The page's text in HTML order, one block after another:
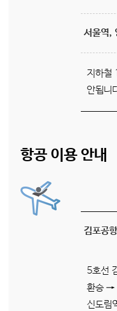
서울역,
지하철
안됩니
항공 이용 안내
김포공항
5호선
환승 →
신도림